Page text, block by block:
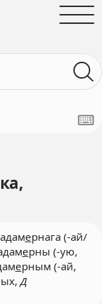
ернага (-ай/
ерны (-ую,
ерным (-ай,
Д